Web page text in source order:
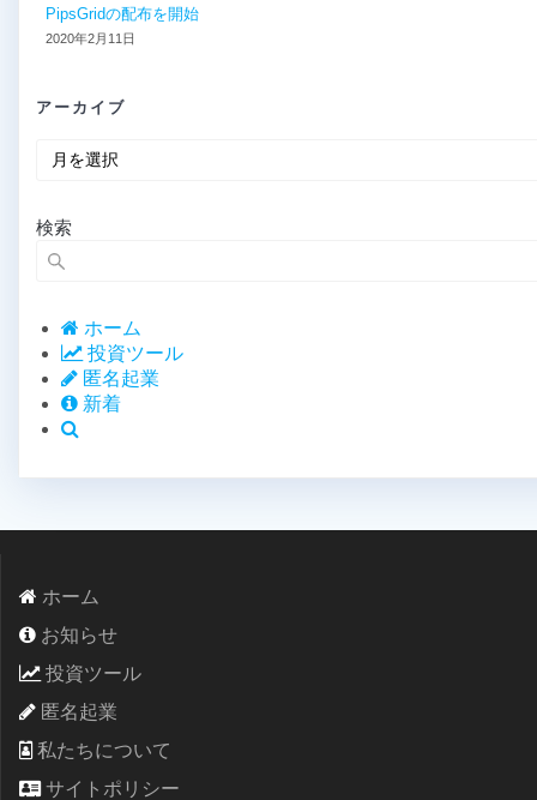
PipsGridの配布を開始
2020年2月11日
アーカイブ
イ
ブ
検索
ホーム
投資ツール
匿名起業
新着
ホーム
お知らせ
投資ツール
匿名起業
私たちについて
サイトポリシー